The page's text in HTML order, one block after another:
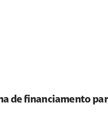
de financiamento